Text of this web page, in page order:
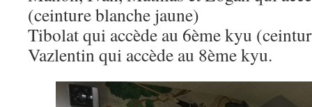
(ceinture blanche jaune)
Tibolat qui accède au 6ème kyu
Vazlentin qui accède au 8ème kyu.